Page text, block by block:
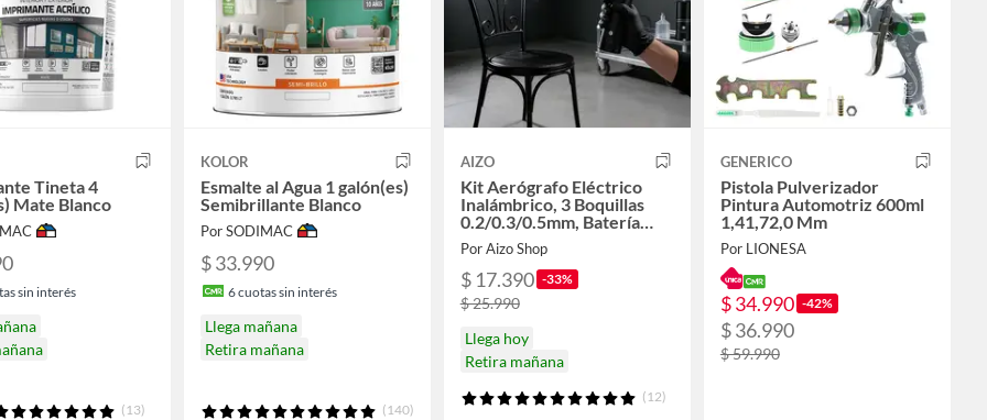
Tineta 4
Mate Blanco
sin interés
(13)
KOLOR
Esmalte al Agua 1 galón(es)
Semibrillante Blanco
Por SODIMAC
$ 33.990
6cuotas sin interés
Llega mañana
Retira mañana
(140)
AIZO
Kit Aerógrafo Eléctrico
Inalámbrico, 3 Boquillas
0.2/0.3/0.5mm, Batería
900mAh, USB-C
Por Aizo Shop
$ 17.390 -33%
$ 25.990
Llega hoy
Retira mañana
(12)
GENERICO
Pistola Pulverizador
Pintura Automotriz 600ml
1,41,72,0 Mm
Por LIONESA
$ 34.990 -42%
$ 36.990
$ 59.990